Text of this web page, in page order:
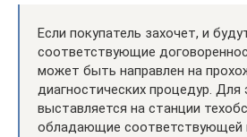
Если покупатель захочет, и
соответствующие
может быть направлен на
диагностических процедур. Для
выставляется на станции
обладающие соответствующей